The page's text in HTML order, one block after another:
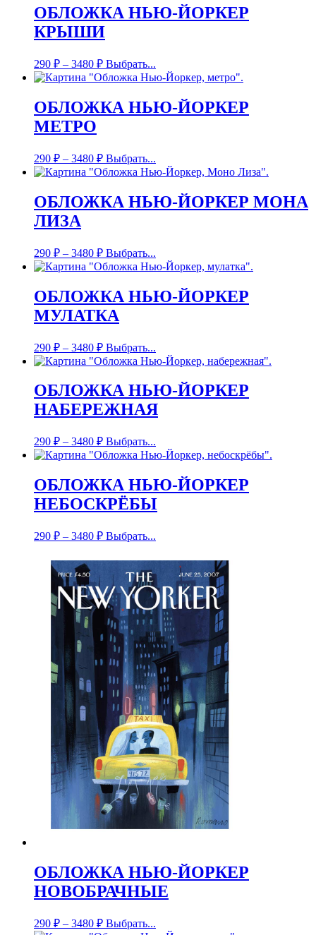
ОБЛОЖКА НЬЮ-ЙОРКЕР
КРЫШИ
290 ₽ – 3480 ₽ Выбрать...
ОБЛОЖКА НЬЮ-ЙОРКЕР
МЕТРО
290 ₽ – 3480 ₽ Выбрать...
ОБЛОЖКА НЬЮ-ЙОРКЕР МОНА
ЛИЗА
290 ₽ – 3480 ₽ Выбрать...
ОБЛОЖКА НЬЮ-ЙОРКЕР
МУЛАТКА
290 ₽ – 3480 ₽ Выбрать...
ОБЛОЖКА НЬЮ-ЙОРКЕР
НАБЕРЕЖНАЯ
290 ₽ – 3480 ₽ Выбрать...
ОБЛОЖКА НЬЮ-ЙОРКЕР
НЕБОСКРЁБЫ
290 ₽ – 3480 ₽ Выбрать...
ОБЛОЖКА НЬЮ-ЙОРКЕР
НОВОБРАЧНЫЕ
290 ₽ – 3480 ₽ Выбрать...